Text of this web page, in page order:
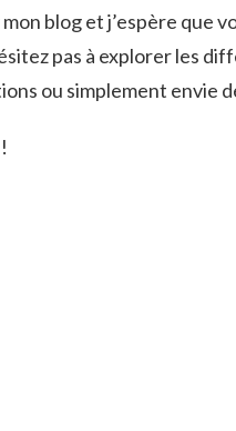
blog et j’espère que
pas à explorer les
ou simplement envie